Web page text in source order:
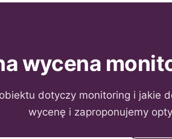
wycena
dotyczy monitoring i jakie
wycenę i zaproponujemy